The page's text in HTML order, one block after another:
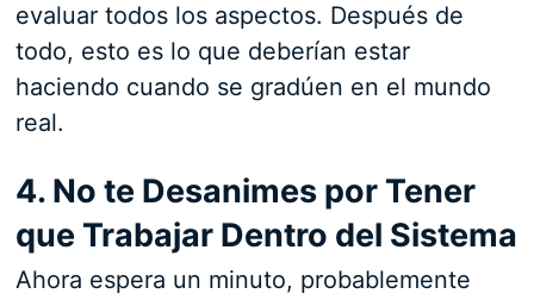
evaluar todos los aspectos. Después de
todo, esto es lo que deberían estar
haciendo cuando se gradúen en el mundo
real.
4. No te Desanimes por Tener
que Trabajar Dentro del Sistema
Ahora espera un minuto, probablemente